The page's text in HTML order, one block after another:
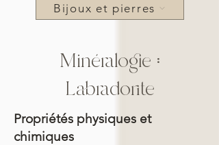
Bijoux et pierres
Minéralogie :
Labradorite
Propriétés physiques et
chimiques